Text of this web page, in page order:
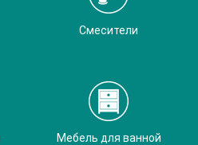
Смесители
Мебель для ванной